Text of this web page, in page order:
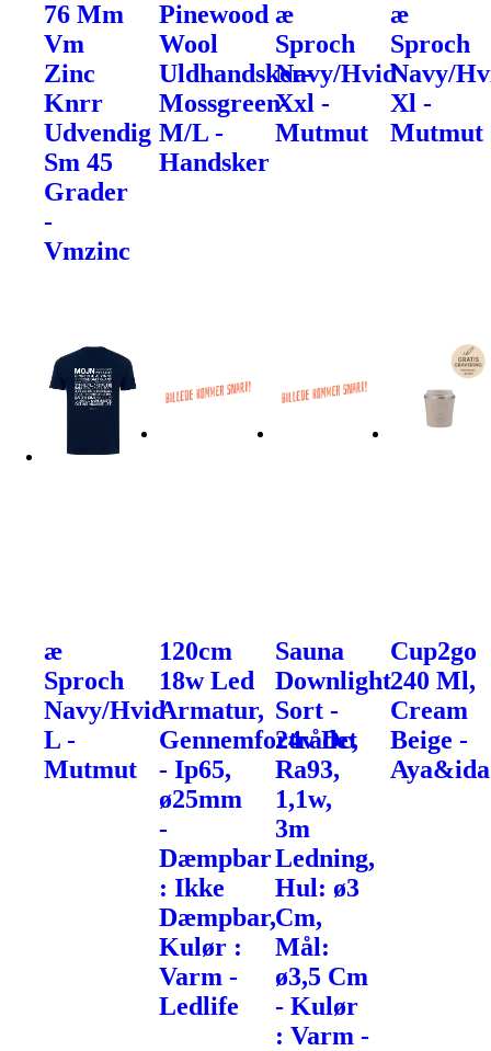
76 Mm
Vm
Zinc
Knrr
Udvendig
Sm 45
Grader
-
Vmzinc
Pinewood
Wool
Uldhandsker-
Mossgreen-
M/L -
Handsker
æ
Sproch
Navy/Hvid
Xxl -
Mutmut
æ
Sproch
Navy/
Xl -
Mutmut
æ
Sproch
Navy/Hvid
L -
Mutmut
120cm
18w Led
Armatur,
Gennemfortrådet
- Ip65,
ø25mm
-
Dæmpbar
: Ikke
Dæmpbar,
Kulør :
Varm -
Ledlife
Sauna
Downlight
Sort -
24v Dc,
Ra93,
1,1w,
3m
Ledning,
Hul: ø3
Cm,
Mål:
ø3,5 Cm
- Kulør
: Varm -
Cup2go
240 Ml,
Cream
Beige -
Aya&ida